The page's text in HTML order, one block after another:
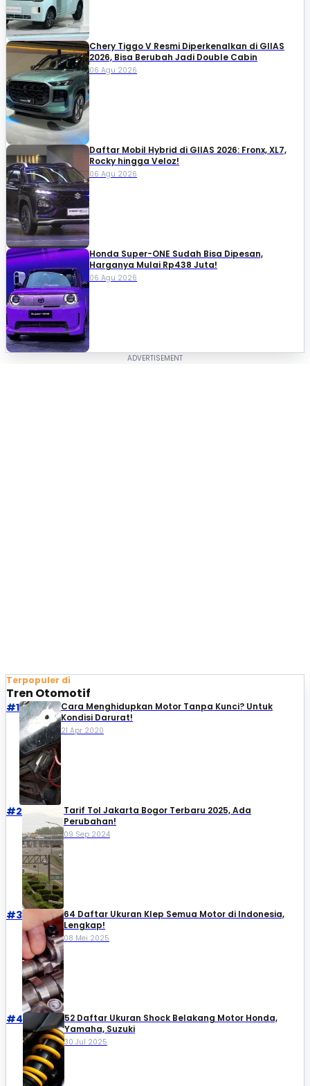
Chery Tiggo V Resmi Diperkenalkan di GIIAS
2026, Bisa Berubah Jadi Double Cabin
06 Agu 2026
Daftar Mobil Hybrid di GIIAS 2026: Fronx, XL7,
Rocky hingga Veloz!
06 Agu 2026
Honda Super-ONE Sudah Bisa Dipesan,
Harganya Mulai Rp438 Juta!
06 Agu 2026
Terpopuler di
Tren Otomotif
#1
Cara Menghidupkan Motor Tanpa Kunci? Untuk
Kondisi Darurat!
21 Apr 2020
#2
Tarif Tol Jakarta Bogor Terbaru 2025, Ada
Perubahan!
09 Sep 2024
#3
64 Daftar Ukuran Klep Semua Motor di Indonesia,
Lengkap!
08 Mei 2025
#4
52 Daftar Ukuran Shock Belakang Motor Honda,
Yamaha, Suzuki​
30 Jul 2025